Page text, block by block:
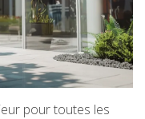
pour toutes les